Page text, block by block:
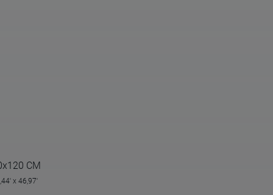
CM
x 46,97'